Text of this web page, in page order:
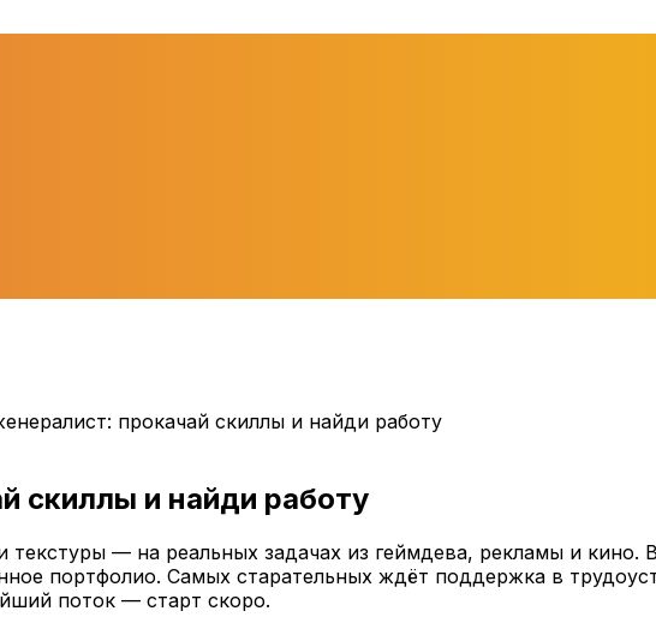
прокачай скиллы и найди работу
скиллы и найди работу
— на реальных задачах из геймдева, рекламы и кино.
портфолио. Самых старательных ждёт поддержка в
поток — старт скоро.